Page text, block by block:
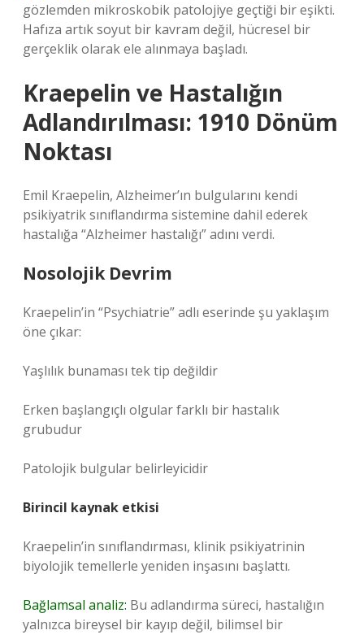
gözlemden mikroskobik patolojiye geçtiği bir eşikti.
Hafıza artık soyut bir kavram değil, hücresel bir
gerçeklik olarak ele alınmaya başladı.
Kraepelin ve Hastalığın
Adlandırılması: 1910 Dönüm
Noktası
Emil Kraepelin, Alzheimer’ın bulgularını kendi
psikiyatrik sınıflandırma sistemine dahil ederek
hastalığa “Alzheimer hastalığı” adını verdi.
Nosolojik Devrim
Kraepelin’in “Psychiatrie” adlı eserinde şu yaklaşım
öne çıkar:
Yaşlılık bunaması tek tip değildir
Erken başlangıçlı olgular farklı bir hastalık
grubudur
Patolojik bulgular belirleyicidir
Birincil kaynak etkisi
Kraepelin’in sınıflandırması, klinik psikiyatrinin
biyolojik temellerle yeniden inşasını başlattı.
Bağlamsal analiz: Bu adlandırma süreci, hastalığın
yalnızca bireysel bir kayıp değil, bilimsel bir